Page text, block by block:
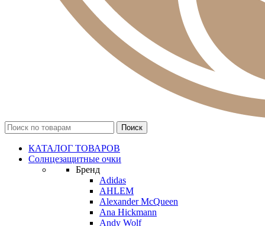
КАТАЛОГ ТОВАРОВ
Солнцезащитные очки
Бренд
Adidas
AHLEM
Alexander McQueen
Ana Hickmann
Andy Wolf